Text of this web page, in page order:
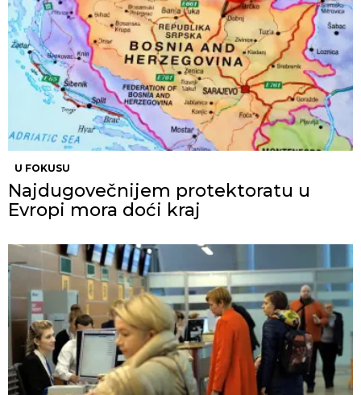
U FOKUSU
Najdugovečnijem protektoratu u
Evropi mora doći kraj